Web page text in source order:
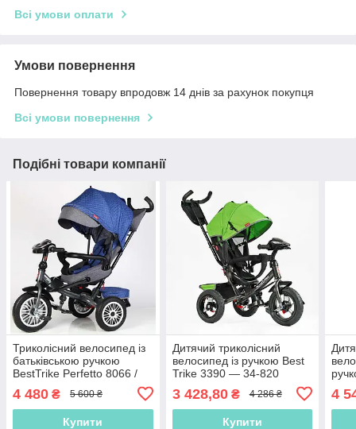
Всі умови оплати
Умови повернення
Повернення товару впродовж 14 днів за рахунок покупця
Всі умови повернення
Подібні товари компанії
Триколісний велосипед із
батьківською ручкою
BestTrike Perfetto 8066 /
колеса
4 480 ₴ 5 600 ₴
Купити
Дитячий триколісний
велосипед із ручкою Best
Trike 3390 — 34-820
Зелений, надувні колеса,
фара з USB, пульт
3 428,80₴ 4 286 ₴
Купити
4